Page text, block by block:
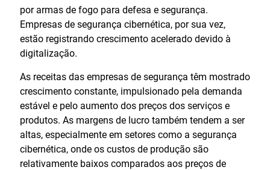
por armas de fogo para defesa e segurança.
Empresas de segurança cibernética, por sua vez,
estão registrando crescimento acelerado devido à
digitalização.
As receitas das empresas de segurança têm mostrado
crescimento constante, impulsionado pela demanda
estável e pelo aumento dos preços dos serviços e
produtos. As margens de lucro também tendem a ser
altas, especialmente em setores como a segurança
cibernética, onde os custos de produção são
relativamente baixos comparados aos preços de